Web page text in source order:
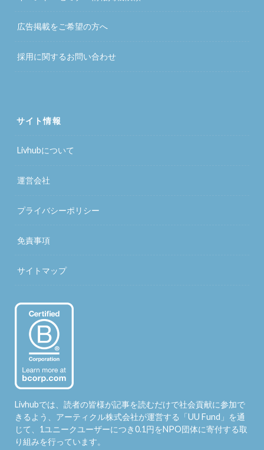
広告掲載をご希望の方へ
採用に関するお問い合わせ
サイト情報
Livhubについて
運営会社
プライバシーポリシー
免責事項
サイトマップ
Livhubでは、読者の皆様が記事を読むだけで社会貢献に参加で
きるよう、アーティクル株式会社が運営する「UU Fund 」を通
じて、1ユニークユーザーにつき0.1円をNPO団体に寄付する取
り組みを行っています。